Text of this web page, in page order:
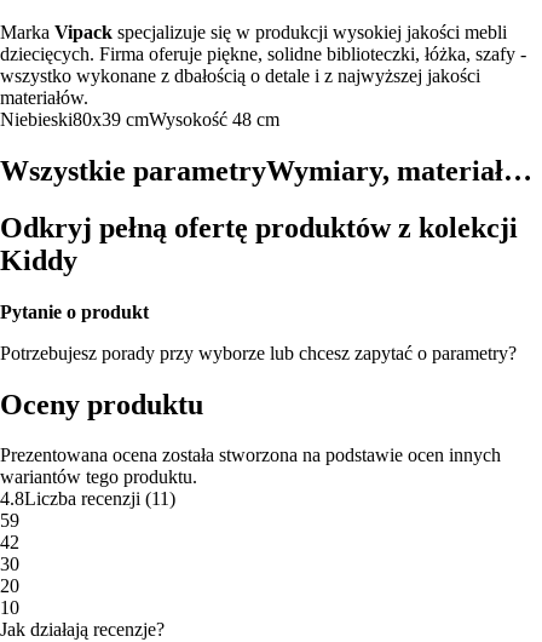
Marka Vipack specjalizuje się w produkcji wysokiej jakości mebli
dziecięcych. Firma oferuje piękne, solidne biblioteczki, łóżka, szafy -
wszystko wykonane z dbałością o detale i z najwyższej jakości
materiałów.
Niebieski80x39 cmWysokość 48 cm
Wszystkie parametryWymiary, materiał…
Odkryj pełną ofertę produktów z kolekcji
Kiddy
Pytanie o produkt
Potrzebujesz porady przy wyborze lub chcesz zapytać o parametry?
Oceny produktu
Prezentowana ocena została stworzona na podstawie ocen innych
wariantów tego produktu.
4.8Liczba recenzji (11)
59
42
30
20
10
Jak działają recenzje?